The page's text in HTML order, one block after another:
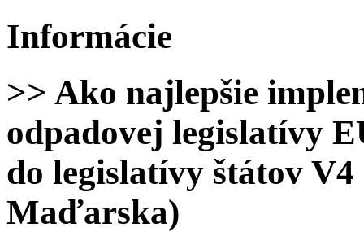
Informácie
>> Ako najlepšie
odpadovej legislatívy
do legislatívy štátov
Maďarska)